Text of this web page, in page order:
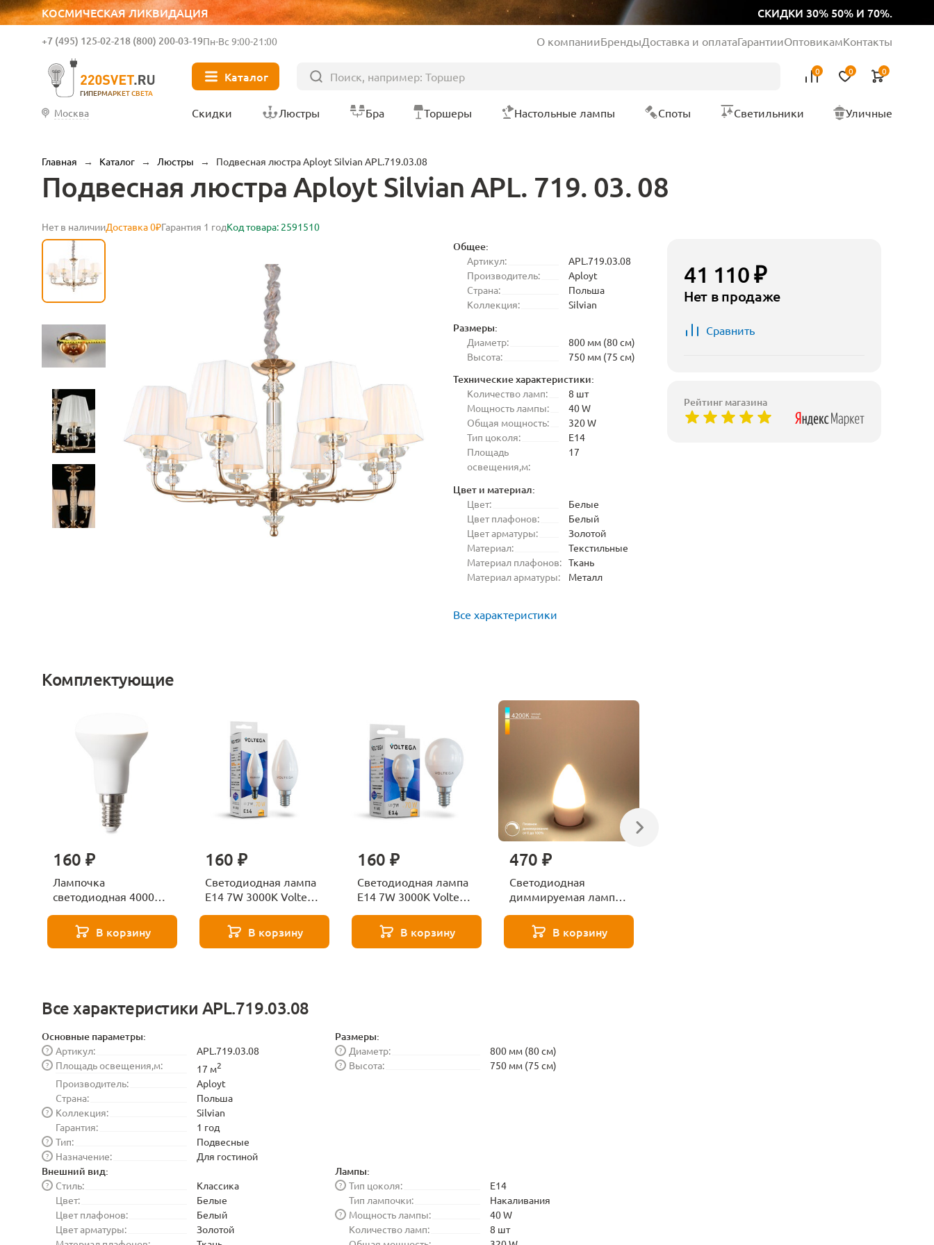
КОСМИЧЕСКАЯ ЛИКВИДАЦИЯ СКИДКИ 30% 50% И 70%.
ГИПЕРМАРКЕТ СВЕТА
+7 (495) 125-02-218 (800) 200-03-19Пн-Вс 9:00-21:00 О компанииБрендыДоставка и оплатаГарантииОптовикамКонтакты
Каталог 0 0 0
Москва Скидки Люстры Бра Торшеры Настольные лампы Споты Светильники Уличные
Главная → Каталог → Люстры → Подвесная люстра Aployt Silvian APL.719.03.08
Подвесная люстра Aployt Silvian APL. 719. 03. 08
Нет в наличииДоставка 0₽Гарантия 1 годКод товара: 2591510
Общее:
Артикул:
APL.719.03.08
Производитель:
Aployt
Страна:
Польша
Коллекция:
Silvian
Размеры:
Диаметр:
800 мм (80 см)
Высота:
750 мм (75 см)
Технические характеристики:
Количество ламп:
8 шт
Мощность лампы:
40 W
Общая мощность:
320 W
Тип цоколя:
E14
Площадь
освещения,м:
17
Цвет и материал:
Цвет:
Белые
Цвет плафонов:
Белый
Цвет арматуры:
Золотой
Материал:
Текстильные
Материал плафонов: Ткань
Материал арматуры:
Металл
Все характеристики
Комплектующие
160 ₽
Лампочка
светодиодная 4000К
271 8585В корзину
160 ₽
Светодиодная лампа
E14 7W 3000K Voltega
В корзину
160 ₽
Светодиодная лампа
E14 7W 3000K Voltega
В корзину
470 ₽
Светодиодная
диммируемая лампа
Elektrostandard
BLE1448
В корзину
Все характеристики APL.719.03.08
Основные параметры:
Артикул:
?
APL.719.03.08
Площадь освещения,м:
? 17 м2
Производитель:
Aployt
Страна:
Польша
Коллекция:
?
Silvian
Гарантия:
1 год
Тип:
?
Подвесные
Назначение:
? Для гостиной
Размеры:
Диаметр:
?
800 мм (80 см)
Высота:
? 750 мм (75 см)
Внешний вид:
Стиль:
?
Классика
Цвет:
Белые
Цвет плафонов:
Белый
Цвет арматуры:
Золотой
Лампы:
Тип цоколя:
?
E14
Тип лампочки:
Накаливания
Мощность лампы:
?
40 W
Количество ламп:
8 шт
41 110 ₽
Нет в продаже
Сравнить
Рейтинг магазина